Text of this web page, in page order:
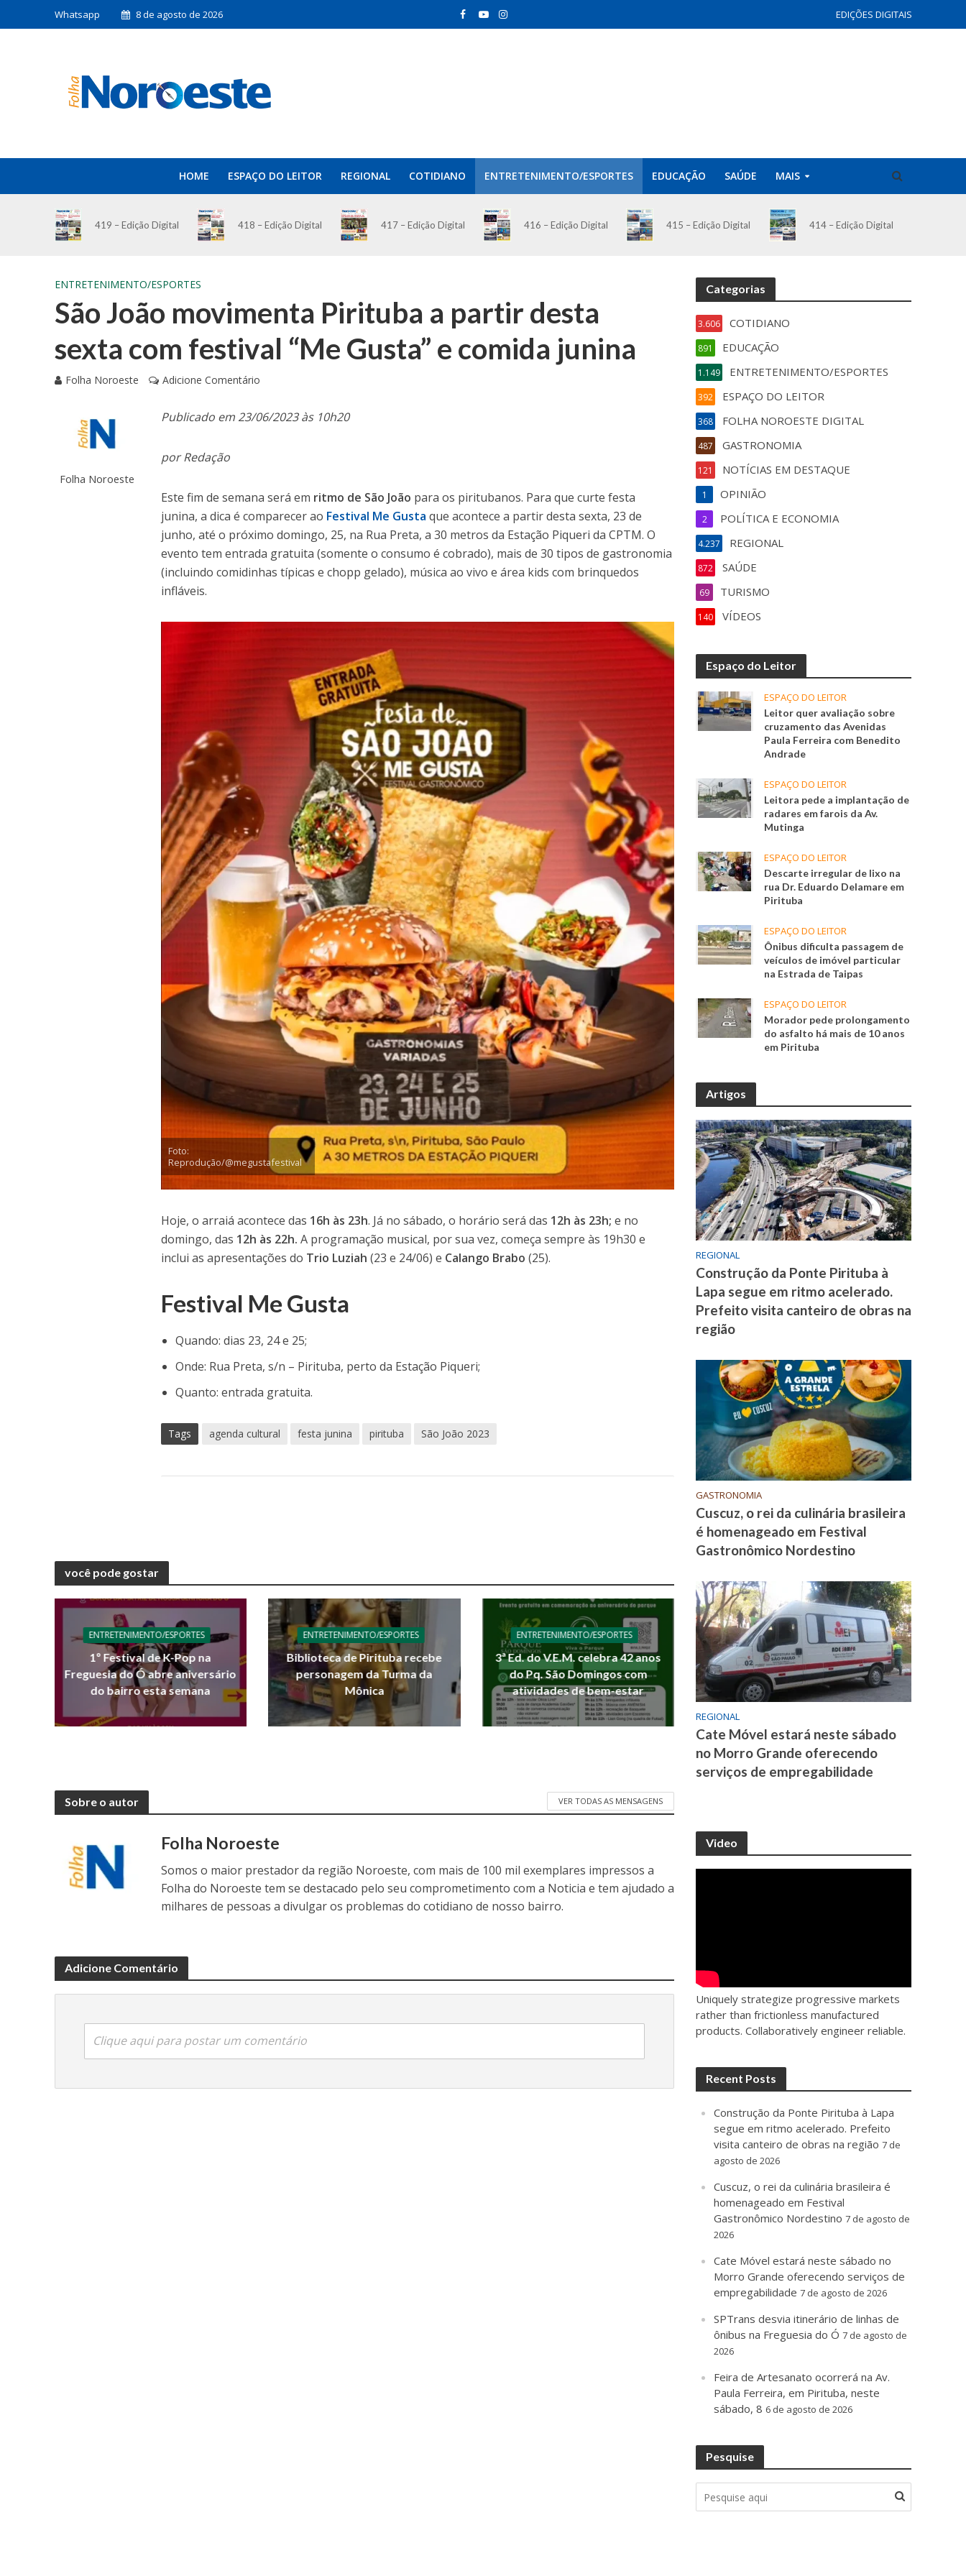
Whatsapp 8 de agosto de 2026 EDIÇÕES DIGITAIS
HOME ESPAÇO DO LEITOR REGIONAL COTIDIANO ENTRETENIMENTO/ESPORTES EDUCAÇÃO SAÚDE MAIS
419 – Edição Digital 418 – Edição Digital 417 – Edição Digital 416 – Edição Digital 415 – Edição Digital 414 – Edição Digital
ENTRETENIMENTO/ESPORTES
São João movimenta Pirituba a partir desta
sexta com festival “Me Gusta” e comida junina
Folha Noroeste Adicione Comentário
Folha Noroeste
Publicado em 23/06/2023 às 10h20
por Redação
Este fim de semana será em ritmo de São João para os piritubanos. Para que curte festa
junina, a dica é comparecer ao Festival Me Gusta que acontece a partir desta sexta, 23 de
junho, até o próximo domingo, 25, na Rua Preta, a 30 metros da Estação Piqueri da CPTM. O
evento tem entrada gratuita (somente o consumo é cobrado), mais de 30 tipos de gastronomia
(incluindo comidinhas típicas e chopp gelado), música ao vivo e área kids com brinquedos
infláveis.
Foto:
Reprodução/@megustafestival
Hoje, o arraiá acontece das 16h às 23h. Já no sábado, o horário será das 12h às 23h; e no
domingo, das 12h às 22h. A programação musical, por sua vez, começa sempre às 19h30 e
inclui as apresentações do Trio Luziah (23 e 24/06) e Calango Brabo (25).
Festival Me Gusta
Quando: dias 23, 24 e 25;
Onde: Rua Preta, s/n – Pirituba, perto da Estação Piqueri;
Quanto: entrada gratuita.
Tags agenda cultural festa junina pirituba São João 2023
você pode gostar
ENTRETENIMENTO/ESPORTES
1º Festival de K-Pop na
Freguesia do Ó abre aniversário
do bairro esta semana
ENTRETENIMENTO/ESPORTES
Biblioteca de Pirituba recebe
personagem da Turma da
Mônica
ENTRETENIMENTO/ESPORTES
3ª Ed. do V.E.M. celebra 42 anos
do Pq. São Domingos com
atividades de bem-estar
Sobre o autor VER TODAS AS MENSAGENS
Folha Noroeste
Somos o maior prestador da região Noroeste, com mais de 100 mil exemplares impressos a
Folha do Noroeste tem se destacado pelo seu comprometimento com a Noticia e tem ajudado a
milhares de pessoas a divulgar os problemas do cotidiano de nosso bairro.
Adicione Comentário
Clique aqui para postar um comentário
Categorias
COTIDIANO
3.606
EDUCAÇÃO
891
ENTRETENIMENTO/ESPORTES
1.149
ESPAÇO DO LEITOR
392
FOLHA NOROESTE DIGITAL
368
GASTRONOMIA
487
NOTÍCIAS EM DESTAQUE
121
OPINIÃO
1
POLÍTICA E ECONOMIA
2
REGIONAL
4.237
SAÚDE
872
TURISMO
69
VÍDEOS
140
Espaço do Leitor
ESPAÇO DO LEITOR
Leitor quer avaliação sobre
cruzamento das Avenidas
Paula Ferreira com Benedito
Andrade
ESPAÇO DO LEITOR
Leitora pede a implantação de
radares em farois da Av.
Mutinga
ESPAÇO DO LEITOR
Descarte irregular de lixo na
rua Dr. Eduardo Delamare em
Pirituba
ESPAÇO DO LEITOR
Ônibus dificulta passagem de
veículos de imóvel particular
na Estrada de Taipas
ESPAÇO DO LEITOR
Morador pede prolongamento
do asfalto há mais de 10 anos
em Pirituba
Artigos
REGIONAL
Construção da Ponte Pirituba à
Lapa segue em ritmo acelerado.
Prefeito visita canteiro de obras na
região
GASTRONOMIA
Cuscuz, o rei da culinária brasileira
é homenageado em Festival
Gastronômico Nordestino
REGIONAL
Cate Móvel estará neste sábado
no Morro Grande oferecendo
serviços de empregabilidade
Video
Uniquely strategize progressive markets
rather than frictionless manufactured
products. Collaboratively engineer reliable.
Recent Posts
Construção da Ponte Pirituba à Lapa
segue em ritmo acelerado. Prefeito
visita canteiro de obras na região 7 de
agosto de 2026
Cuscuz, o rei da culinária brasileira é
homenageado em Festival
Gastronômico Nordestino 7 de agosto de
2026
Cate Móvel estará neste sábado no
Morro Grande oferecendo serviços de
empregabilidade 7 de agosto de 2026
SPTrans desvia itinerário de linhas de
ônibus na Freguesia do Ó 7 de agosto de
2026
Feira de Artesanato ocorrerá na Av.
Paula Ferreira, em Pirituba, neste
sábado, 8 6 de agosto de 2026
Pesquise